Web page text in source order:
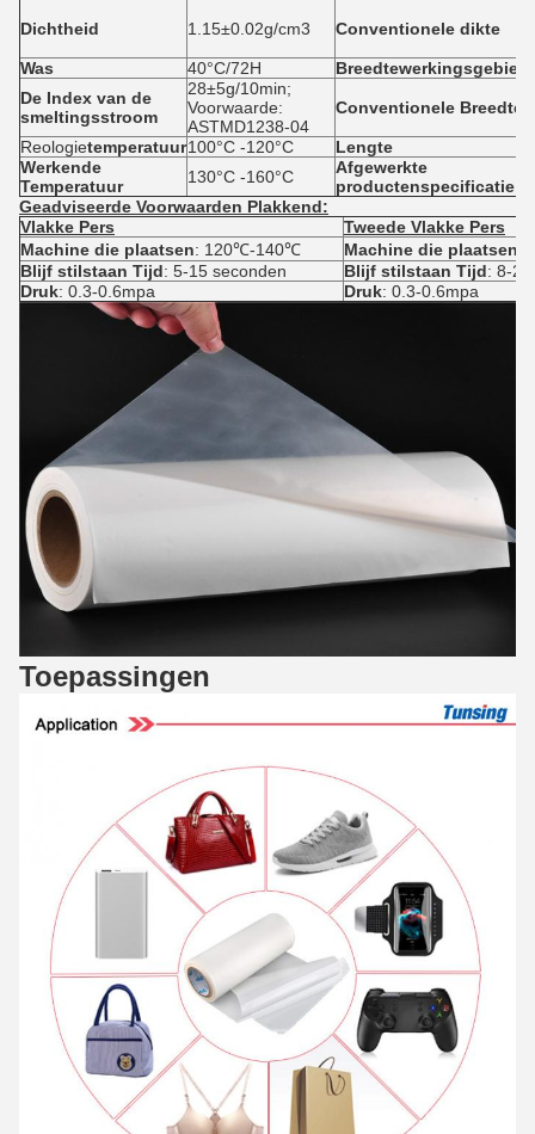
Dichtheid 1.15±0.02g/cm3 Conventionele dikte
Was
40°C/72H Breedtewerkingsgebied
De Index van de
smeltingsstroom
28±5g/10min;
Voorwaarde:
ASTMD1238-04
Conventionele Breedte
Reologietemperatuur100°C -120°C Lengte
Werkende
Temperatuur
130°C -160°C
Afgewerkte
productenspecificatie
Geadviseerde Voorwaarden Plakkend:
Vlakke Pers
Tweede Vlakke Pers
Machine die plaatsen: 120℃-140℃ Machine die plaatsen
Blijf stilstaan Tijd: 5-15 seconden Blijf stilstaan Tijd: 8-
Druk: 0.3-0.6mpa Druk: 0.3-0.6mpa
Toepassingen